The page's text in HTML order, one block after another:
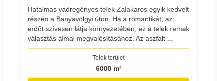
Hatalmas vadregényes telek Zalakaros egyik kedvelt
részén a Banyavölgyi úton. Ha a romantikát, az
erdőt szívesen látja környezetében, ez a telek remek
választás álmai megvalósításához. Az aszfalt ...
Telek terület
6000 m²